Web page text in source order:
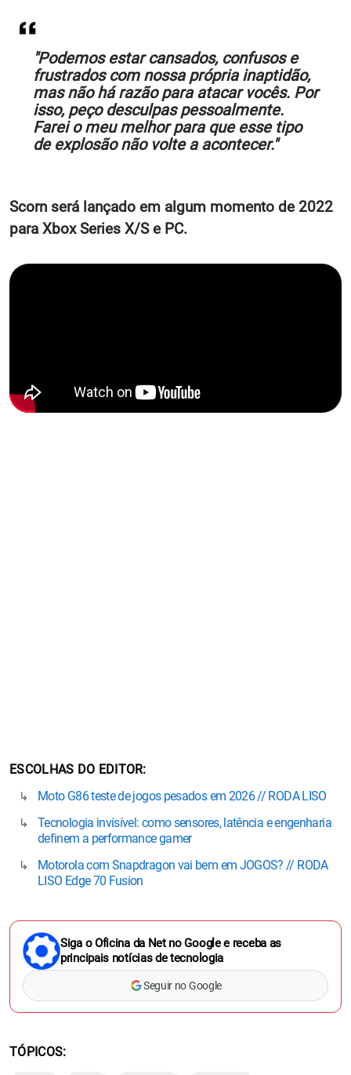
"Podemos estar cansados, confusos e
frustrados com nossa própria inaptidão,
mas não há razão para atacar vocês. Por
isso, peço desculpas pessoalmente.
Farei o meu melhor para que esse tipo
de explosão não volte a acontecer."
Scorn será lançado em algum momento de 2022
para Xbox Series X/S e PC.
ESCOLHAS DO EDITOR
Moto G86 teste de jogos pesados em 2026 // RODA LISO
Tecnologia invisível: como sensores, latência e engenharia
definem a performance gamer
Motorola com Snapdragon vai bem em JOGOS? // RODA
LISO Edge 70 Fusion
Siga o Oficina da Net no Google e receba as
principais notícias de tecnologia
Seguir no Google
TÓPICOS